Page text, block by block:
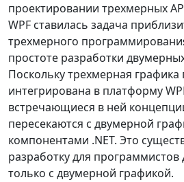
проектировании трехмерных
WPF ставилась задача
трехмерного
простоте разработки
Поскольку трехмерная
интегрирована в платформу
встречающиеся в ней
пересекаются с двумерной
компонентами .NET. Это
разработку для
только с двумерной графикой.